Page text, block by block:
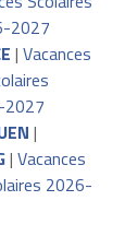
2027
| Vacances
2027
|
| Vacances
2026-